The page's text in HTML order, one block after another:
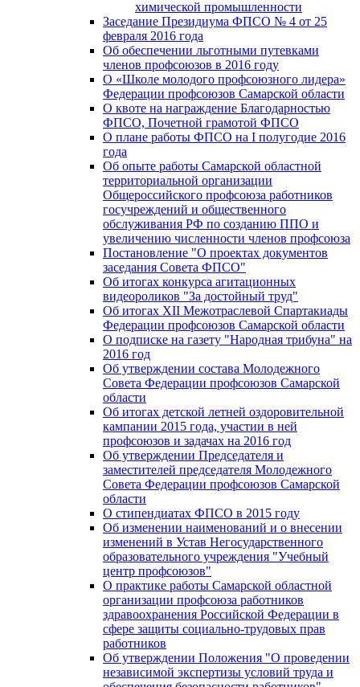
химической промышленности
Заседание Президиума ФПСО № 4 от 25
февраля 2016 года
Об обеспечении льготными путевками
членов профсоюзов в 2016 году
О «Школе молодого профсоюзного лидера»
Федерации профсоюзов Самарской области
О квоте на награждение Благодарностью
ФПСО, Почетной грамотой ФПСО
О плане работы ФПСО на I полугодие 2016
года
Об опыте работы Самарской областной
территориальной организации
Общероссийского профсоюза работников
госучреждений и общественного
обслуживания РФ по созданию ППО и
увеличению численности членов профсоюза
Постановление "О проектах документов
заседания Совета ФПСО"
Об итогах конкурса агитационных
видеороликов "За достойный труд"
Об итогах XII Межотраслевой Спартакиады
Федерации профсоюзов Самарской области
О подписке на газету "Народная трибуна" на
2016 год
Об утверждении состава Молодежного
Совета Федерации профсоюзов Самарской
области
Об итогах детской летней оздоровительной
кампании 2015 года, участии в ней
профсоюзов и задачах на 2016 год
Об утверждении Председателя и
заместителей председателя Молодежного
Совета Федерации профсоюзов Самарской
области
О стипендиатах ФПСО в 2015 году
Об изменении наименований и о внесении
изменений в Устав Негосударственного
образовательного учреждения "Учебный
центр профсоюзов"
О практике работы Самарской областной
организации профсоюза работников
здравоохранения Российской Федерации в
сфере защиты социально-трудовых прав
работников
Об утверждении Положения "О проведении
независимой экспертизы условий труда и